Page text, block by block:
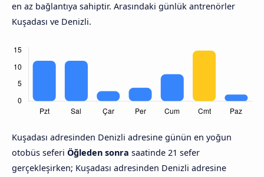
en az bağlantıya sahiptir. Arasındaki günlük antrenörler
Kuşadası ve Denizli.
Kuşadası adresinden Denizli adresine günün en yoğun
otobüs seferi Öğleden sonra saatinde 21 sefer
gerçekleşirken; Kuşadası adresinden Denizli adresine